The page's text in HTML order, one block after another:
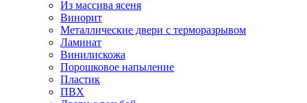
Из массива ясеня
Винорит
Металлические двери с терморазрывом
Ламинат
Винилискожа
Порошковое напыление
Пластик
ПВХ